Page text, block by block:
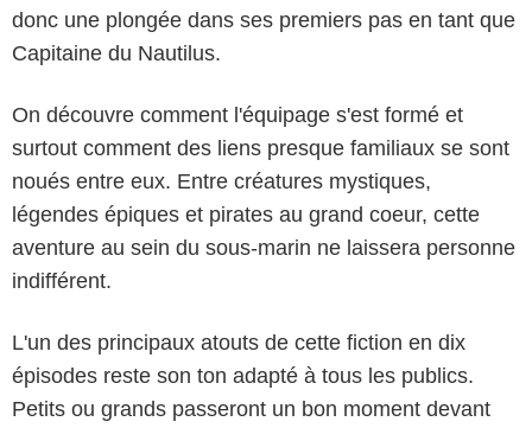
donc une plongée dans ses premiers pas en tant que
Capitaine du Nautilus.
On découvre comment l'équipage s'est formé et
surtout comment des liens presque familiaux se sont
noués entre eux. Entre créatures mystiques,
légendes épiques et pirates au grand coeur, cette
aventure au sein du sous-marin ne laissera personne
indifférent.
L'un des principaux atouts de cette fiction en dix
épisodes reste son ton adapté à tous les publics.
Petits ou grands passeront un bon moment devant